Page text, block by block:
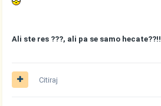
Ali ste res ???, ali pa se samo hecate??!!
Citiraj